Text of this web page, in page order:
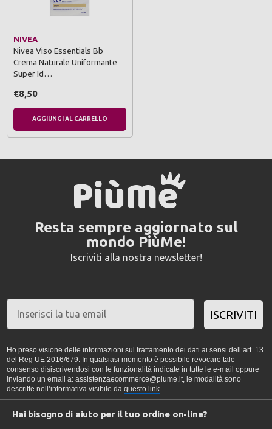
NIVEA
Nivea Viso Essentials Bb
Crema Naturale Uniformante
Super Id…
€8,50
AGGIUNGI AL CARRELLO
Resta sempre aggiornato sul
mondo PiùMe!
Iscriviti alla nostra newsletter!
ISCRIVITI
Ho preso visione delle informazioni sul trattamento dei dati ai sensi dell’art. 13
del Reg UE 2016/679. In qualsiasi momento è possibile revocare tale
consenso disiscrivendosi con le funzionalità indicate in tutte le e-mail oppure
inviando un email a: assistenzaecommerce@piume.it, le modalità sono
descritte nell’informativa visibile da questo link
Hai bisogno di aiuto per il tuo ordine on-line?